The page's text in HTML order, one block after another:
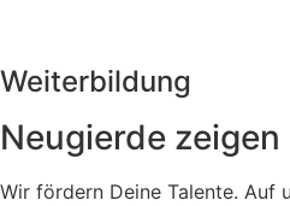
Weiterbildung
Neugierde zeigen
Wir fördern Deine Talente. Auf